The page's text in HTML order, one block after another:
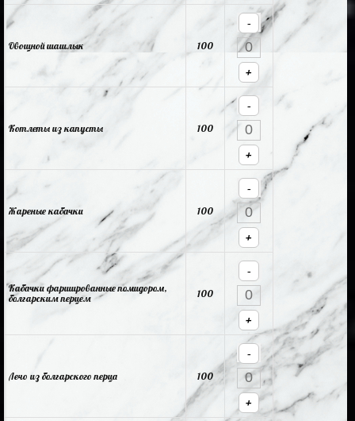
Овощной шашлык 100
-
+
Котлеты из капусты 100
-
+
Жареные кабачки 100
-
+
Кабачки фаршированные помидором,
болгарским перцем
100
-
+
Лечо из болгарского перца 100
-
+